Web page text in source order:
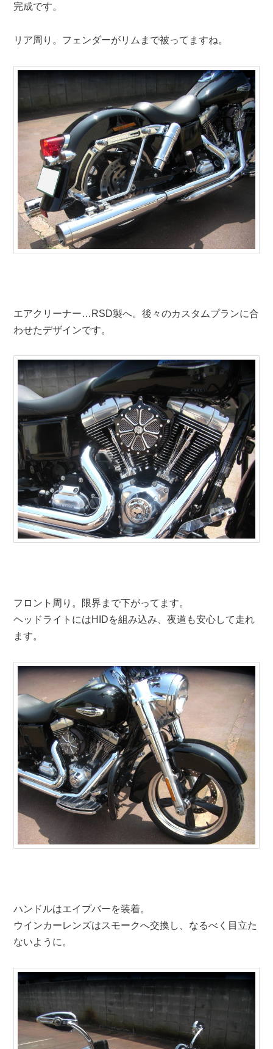
完成です。
リア周り。フェンダーがリムまで被ってますね。
エアクリーナー…RSD製へ。後々のカスタムプランに合
わせたデザインです。
フロント周り。限界まで下がってます。
ヘッドライトにはHIDを組み込み、夜道も安心して走れ
ます。
ハンドルはエイプバーを装着。
ウインカーレンズはスモークへ交換し、なるべく目立た
ないように。